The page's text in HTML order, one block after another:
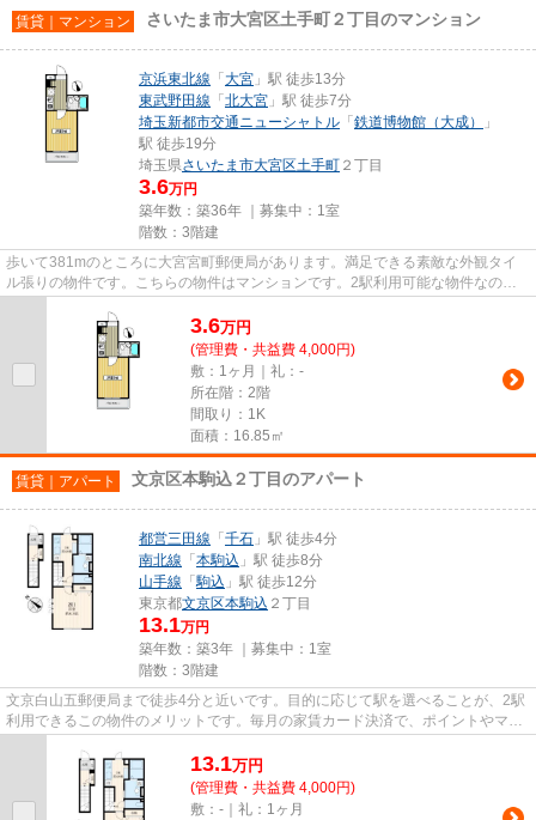
賃貸｜マンション さいたま市大宮区土手町２丁目のマンション
京浜東北線 「 大宮 」駅 徒歩13分
東武野田線 「 北大宮 」駅 徒歩7分
埼玉新都市交通ニューシャトル 「 鉄道博物館（大成）
」
駅 徒歩19分
埼玉県さいたま市大宮区土手町 ２丁目
3.6万円
築年数：築36年 ｜募集中： 1室
階数：3階建
歩いて381mのところに大宮宮町郵便局があります。満足できる素敵な外観タイ
ル張りの物件です。こちらの物件はマンションです。2駅利用可能な物件なの
3.6万円
(管理費・共益費 4,000円)
敷：1ヶ月｜礼：-
所在階：2階
間取り：1K
面積：16.85㎡
賃貸｜アパート 文京区本駒込２丁目のアパート
都営三田線 「 千石 」駅 徒歩4分
南北線 「 本駒込 」駅 徒歩8分
山手線 「駒込 」駅 徒歩12分
東京都文京区本駒込 ２丁目
13.1万円
築年数：築3年 ｜募集中： 1室
階数：3階建
文京白山五郵便局まで徒歩4分と近いです。目的に応じて駅を選べることが、2駅
利用できるこの物件のメリットです。毎月の家賃カード決済で、ポイントやマイ
13.1万円
(管理費・共益費 4,000円)
敷：-｜礼：1ヶ月